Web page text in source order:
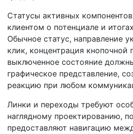
Статусы активных
клиентом о потенциале и
Обычное статус, направление
клик, концентрация кнопочной
выключенное состояние
графическое представление,
реакцию при любом
Линки и переходы требуют
наглядному проектированию,
предоставляют навигацию